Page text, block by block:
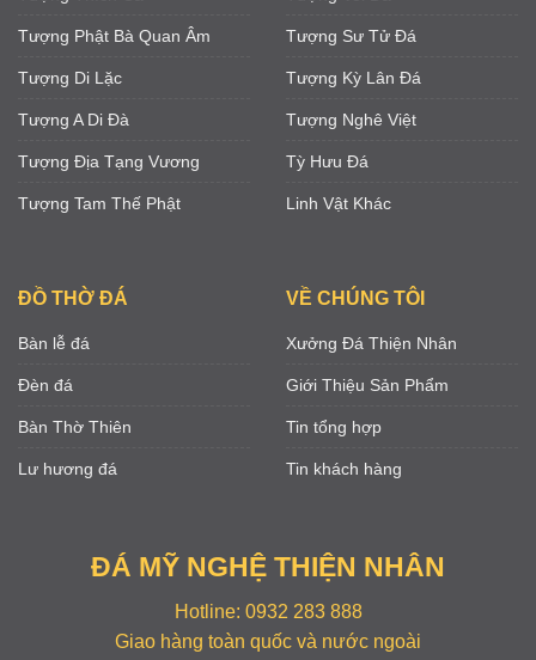
Tượng Phật Bà Quan Âm
Tượng Di Lặc
Tượng A Di Đà
Tượng Địa Tạng Vương
Tượng Tam Thế Phật
Tượng Sư Tử Đá
Tượng Kỳ Lân Đá
Tượng Nghê Việt
Tỳ Hưu Đá
Linh Vật Khác
ĐỒ THỜ ĐÁ
Bàn lễ đá
Đèn đá
Bàn Thờ Thiên
Lư hương đá
VỀ CHÚNG TÔI
Xưởng Đá Thiện Nhân
Giới Thiệu Sản Phẩm
Tin tổng hợp
Tin khách hàng
ĐÁ MỸ NGHỆ THIỆN NHÂN
Hotline: 0932 283 888
Giao hàng toàn quốc và nước ngoài